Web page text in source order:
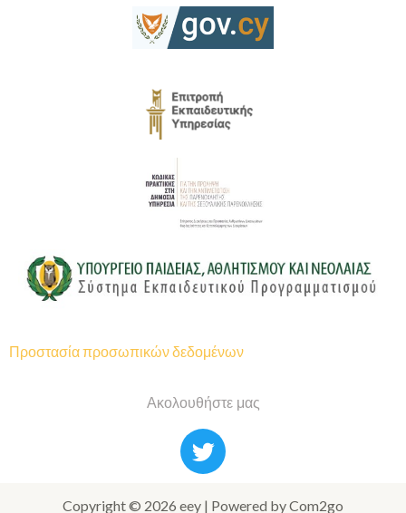
Προστασία προσωπικών δεδομένων
Ακολουθήστε μας
Copyright © 2026 eey | Powered by Com2go